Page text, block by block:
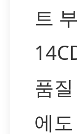
트
품
에